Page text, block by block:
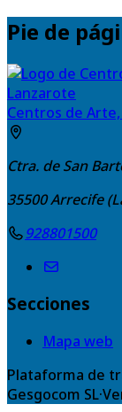
Pie de
Centros de
Ctra. de San
35500Arrecife
928801500
Secciones
Mapa web
Plataforma de
Gesgocom SL·